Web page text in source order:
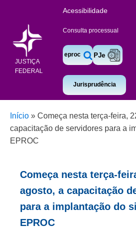
JUSTIÇA
FEDERAL
Acessibilidade
Consulta processual
eproc PJe
Jurisprudência
Início » Começa nesta terça-feira,
capacitação de servidores para a
EPROC
Começa nesta terça-
agosto, a capacitação
para a implantação do
EPROC